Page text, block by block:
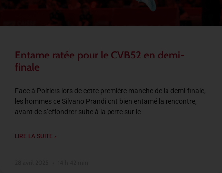
Entame ratée pour le CVB52 en demi-
finale
Face à Poitiers lors de cette première manche de la demi-finale,
les hommes de Silvano Prandi ont bien entamé la rencontre,
avant de s’effondrer suite à la perte sur le
LIRE LA SUITE »